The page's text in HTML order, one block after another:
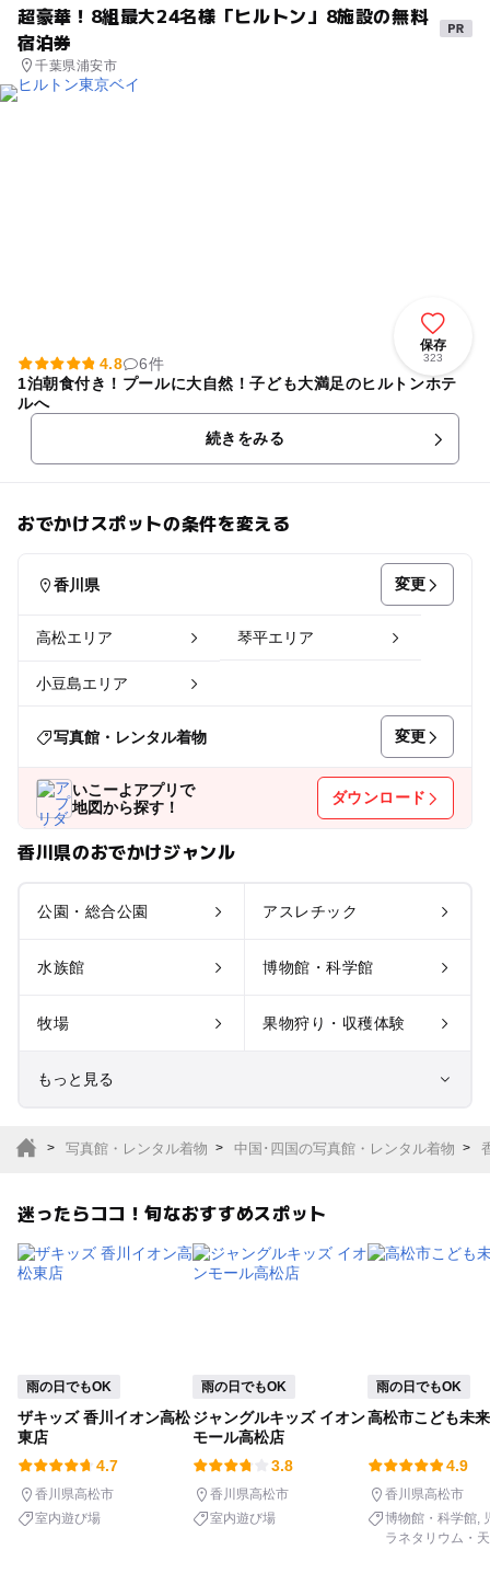
超豪華！8組最大24名様「ヒルトン」8施設の無料
宿泊券
千葉県浦安市
保存
323
4.8
6件
1泊朝食付き！プールに大自然！子ども大満足のヒルトンホテ
ルへ
続きをみる
おでかけスポットの条件を変える
香川県 変更
高松エリア 琴平エリア
小豆島エリア
写真館・レンタル着物 変更
いこーよアプリで
地図から探す！
ダウンロード
香川県のおでかけジャンル
公園・総合公園 アスレチック
水族館 博物館・科学館
牧場 果物狩り・収穫体験
もっと見る
サファリパーク
植物園・フラワーパー
ク
釣り
いちご狩り 農業体験
潮干狩り 社会見学
写真館・レンタル着物 中国･四国の写真館・レンタル着物
迷ったらココ！旬なおすすめスポット
雨の日でもOK
ザキッズ 香川イオン高松
東店
4.7
香川県高松市
室内遊び場
雨の日でもOK
ジャングルキッズ イオン
モール高松店
3.8
香川県高松市
室内遊び場
雨の日でもOK
高松市こども未
4.9
香川県高松市
博物館・科学館
ラネタリウム・